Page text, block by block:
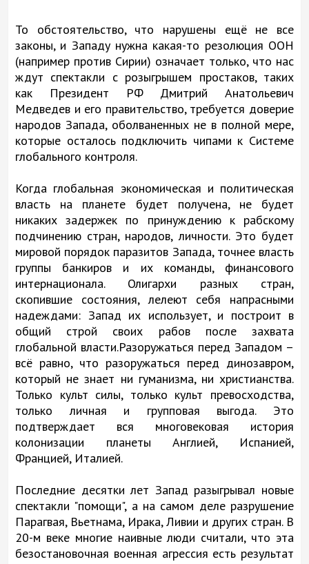
То обстоятельство, что нарушены ещё не все
законы, и Западу нужна какая-то резолюция ООН
(например против Сирии) означает только, что нас
ждут спектакли с розыгрышем простаков, таких
как Президент РФ Дмитрий Анатольевич
Медведев и его правительство, требуется доверие
народов Запада, оболваненных не в полной мере,
которые осталось подключить чипами к Системе
глобального контроля.
Когда глобальная экономическая и политическая
власть на планете будет получена, не будет
никаких задержек по принуждению к рабскому
подчинению стран, народов, личности. Это будет
мировой порядок паразитов Запада, точнее власть
группы банкиров и их команды, финансового
интернационала. Олигархи разных стран,
скопившие состояния, лелеют себя напрасными
надеждами: Запад их использует, и построит в
общий строй своих рабов после захвата
глобальной власти.Разоружаться перед Западом –
всё равно, что разоружаться перед динозавром,
который не знает ни гуманизма, ни христианства.
Только культ силы, только культ превосходства,
только личная и групповая выгода. Это
подтверждает вся многовековая история
колонизации планеты Англией, Испанией,
Францией, Италией.
Последние десятки лет Запад разыгрывал новые
спектакли "помощи", а на самом деле разрушение
Парагвая, Вьетнама, Ирака, Ливии и других стран. В
20-м веке многие наивные люди считали, что эта
безостановочная военная агрессия есть результат